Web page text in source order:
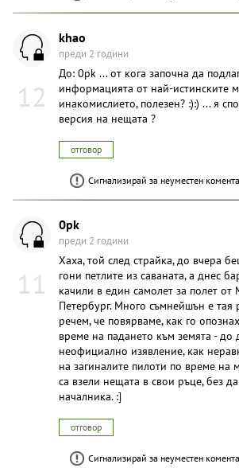
12
khao
преди 2 години
До: 0pk ... от кога започна да
информацията от най-истинските
инакомислието, полезен? :):) ... я
версия на нещата ?
отговор
Сигнализирай за неуместен
11
0pk
преди 2 години
Хаха, той след страйка, до вчера
гони петлите из саваната, а днес
качили в един самолет за полет от
Петербург. Много съмнейшън е тая
речем, че повярваме, как го
време на падането към земята -
неофициално изявление, как
на загиналите пилоти по време на
са взели нещата в свои ръце, без
началника. :]
отговор
Сигнализирай за неуместен